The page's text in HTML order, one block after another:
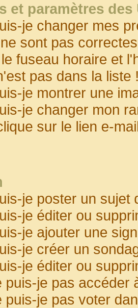
et paramètres
je changer mes
sont pas
fuseau horaire et
pas dans la liste
je montrer une
je changer mon
sur le lien e-
je poster un sujet
je éditer ou
je ajouter une
je créer un
je éditer ou
puis-je pas accéder
puis-je pas voter